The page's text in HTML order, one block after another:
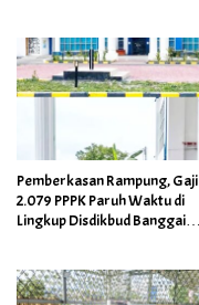
Pemberkasan Rampung, Gaji
2.079 PPPK Paruh Waktu di
Lingkup Disdikbud Banggai